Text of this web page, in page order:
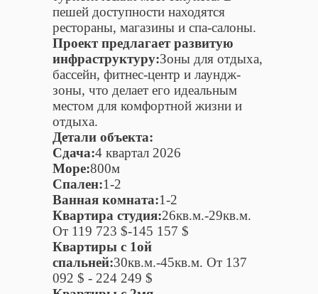
пешей доступности находятся
рестораны, магазины и спа-салоны.
Проект предлагает развитую
инфраструктуру:Зоны для отдыха,
бассейн, фитнес-центр и лаундж-
зоны, что делает его идеальным
местом для комфортной жизни и
отдыха.
Детали объекта:
Сдача:4 квартал 2026
Море:800м
Спален:1-2
Ванная комната:1-2
Квартира студия:26кв.м.-29кв.м.
От 119 723 $-145 157 $
Квартиры c 1ой
спальней:30кв.м.-45кв.м. От 137
092 $ - 224 249 $